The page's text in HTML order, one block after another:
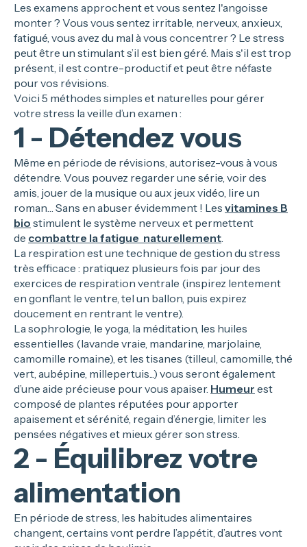
Les examens approchent et vous sentez l'angoisse
monter ? Vous vous sentez irritable, nerveux, anxieux,
fatigué, vous avez du mal à vous concentrer ? Le stress
peut être un stimulant s’il est bien géré. Mais s'il est trop
présent, il est contre-productif et peut être néfaste
pour vos révisions.
Voici 5 méthodes simples et naturelles pour gérer
votre stress la veille d’un examen :
1 - Détendez vous
Même en période de révisions, autorisez-vous à vous
détendre. Vous pouvez regarder une série, voir des
amis, jouer de la musique ou aux jeux vidéo, lire un
roman… Sans en abuser évidemment ! Les vitamines B
bio stimulent le système nerveux et permettent
de combattre la fatigue naturellement.
La respiration est une technique de gestion du stress
très efficace : pratiquez plusieurs fois par jour des
exercices de respiration ventrale (inspirez lentement
en gonflant le ventre, tel un ballon, puis expirez
doucement en rentrant le ventre).
La sophrologie, le yoga, la méditation, les huiles
essentielles (lavande vraie, mandarine, marjolaine,
camomille romaine), et les tisanes (tilleul, camomille, thé
vert, aubépine, millepertuis...) vous seront également
d’une aide précieuse pour vous apaiser. Humeur est
composé de plantes réputées pour apporter
apaisement et sérénité, regain d’énergie, limiter les
pensées négatives et mieux gérer son stress.
2 - Équilibrez votre
alimentation
En période de stress, les habitudes alimentaires
changent, certains vont perdre l’appétit, d’autres vont